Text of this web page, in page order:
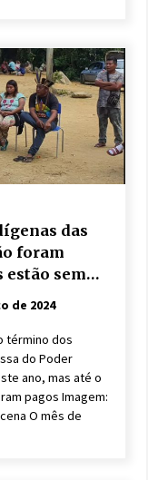
das
foram
estão sem
de 2024
término dos
do Poder
ano, mas até o
pagos Imagem:
O mês de